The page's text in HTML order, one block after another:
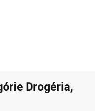
Drogéria,